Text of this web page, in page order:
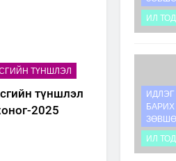
ТҮНШЛЭЛ
түншлэл
2025
ИЛ
БАРИХ
ИЛ